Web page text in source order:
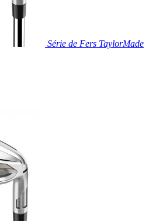
Série de Fers TaylorMade